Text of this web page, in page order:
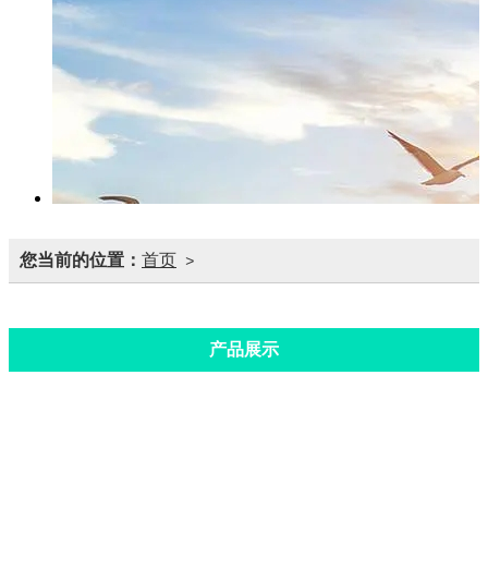
您当前的位置： 首页 >
产品展示